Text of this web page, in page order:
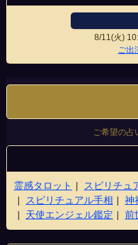
8/11(火)
ご出
ご希望の占
霊感タロット スピリチュ
スピリチュアル手相
神
天使エンジェル鑑定
前